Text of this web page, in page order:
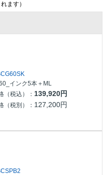
ます）
インク5本＋ML
（税込）： 139,920円
（税別）： 127,200円